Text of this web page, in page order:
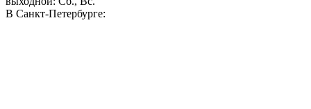
В Санкт-Петербурге: